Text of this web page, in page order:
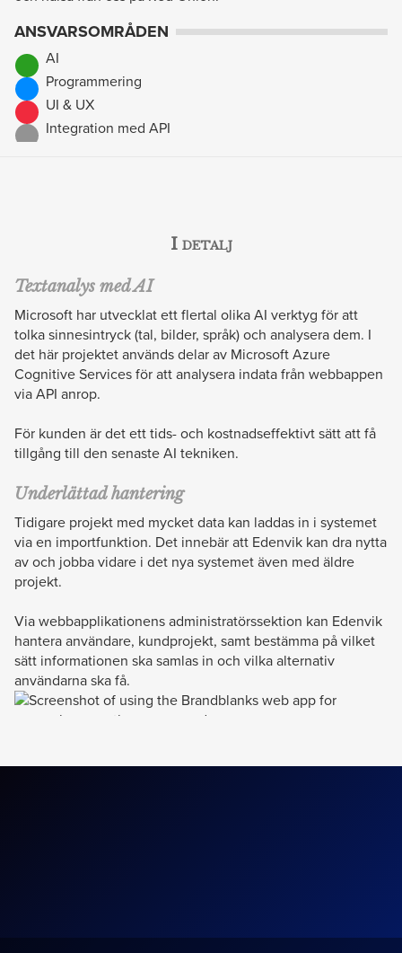
ANSVARSOMRÅDEN
AI
Programmering
UI & UX
Integration med API
I detalj
Textanalys med AI
Microsoft har utvecklat ett flertal olika AI verktyg för att
tolka sinnesintryck (tal, bilder, språk) och analysera dem. I
det här projektet används delar av Microsoft Azure
Cognitive Services för att analysera indata från webbappen
via API anrop.
För kunden är det ett tids- och kostnadseffektivt sätt att få
tillgång till den senaste AI tekniken.
Underlättad hantering
Tidigare projekt med mycket data kan laddas in i systemet
via en importfunktion. Det innebär att Edenvik kan dra nytta
av och jobba vidare i det nya systemet även med äldre
projekt.
Via webbapplikationens administratörssektion kan Edenvik
hantera användare, kundprojekt, samt bestämma på vilket
sätt informationen ska samlas in och vilka alternativ
användarna ska få.